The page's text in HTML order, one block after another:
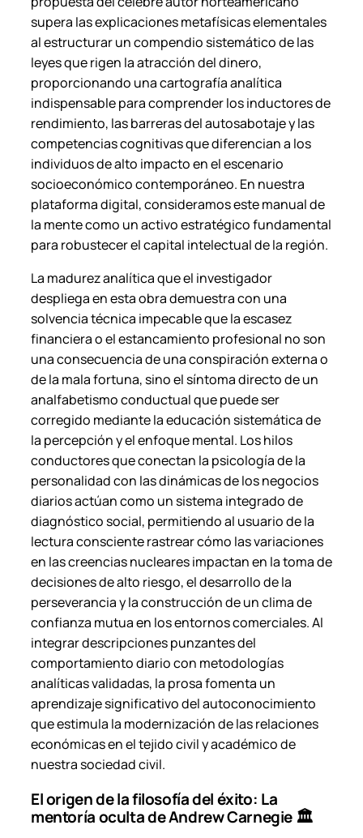
supera las explicaciones metafísicas elementales
al estructurar un compendio sistemático de las
leyes que rigen la atracción del dinero,
proporcionando una cartografía analítica
indispensable para comprender los inductores de
rendimiento, las barreras del autosabotaje y las
competencias cognitivas que diferencian a los
individuos de alto impacto en el escenario
socioeconómico contemporáneo. En nuestra
plataforma digital, consideramos este manual de
la mente como un activo estratégico fundamental
para robustecer el capital intelectual de la región.
La madurez analítica que el investigador
despliega en esta obra demuestra con una
solvencia técnica impecable que la escasez
financiera o el estancamiento profesional no son
una consecuencia de una conspiración externa o
de la mala fortuna, sino el síntoma directo de un
analfabetismo conductual que puede ser
corregido mediante la educación sistemática de
la percepción y el enfoque mental. Los hilos
conductores que conectan la psicología de la
personalidad con las dinámicas de los negocios
diarios actúan como un sistema integrado de
diagnóstico social, permitiendo al usuario de la
lectura consciente rastrear cómo las variaciones
en las creencias nucleares impactan en la toma de
decisiones de alto riesgo, el desarrollo de la
perseverancia y la construcción de un clima de
confianza mutua en los entornos comerciales. Al
integrar descripciones punzantes del
comportamiento diario con metodologías
analíticas validadas, la prosa fomenta un
aprendizaje significativo del autoconocimiento
que estimula la modernización de las relaciones
económicas en el tejido civil y académico de
nuestra sociedad civil.
El origen de la filosofía del éxito: La
mentoría oculta de Andrew Carnegie 🏛️